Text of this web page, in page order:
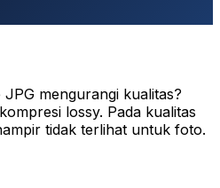
mengurangi kualitas?
lossy. Pada kualitas
tidak terlihat untuk foto.